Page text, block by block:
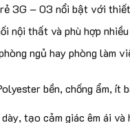
3G – 03 nổi bật với
nội thất và phù hợp
ngủ hay phòng làm
bền, chống ẩm, ít
tạo cảm giác êm ái và